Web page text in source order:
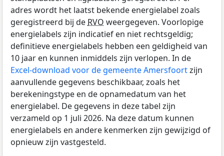
adres wordt het laatst bekende energielabel zoals
geregistreerd bij de RVO weergegeven. Voorlopige
energielabels zijn indicatief en niet rechtsgeldig;
definitieve energielabels hebben een geldigheid van
10 jaar en kunnen inmiddels zijn verlopen. In de
Excel-download voor de gemeente Amersfoortzijn
aanvullende gegevens beschikbaar, zoals het
berekeningstype en de opnamedatum van het
energielabel. De gegevens in deze tabel zijn
verzameld op 1 juli 2026. Na deze datum kunnen
energielabels en andere kenmerken zijn gewijzigd of
opnieuw zijn vastgesteld.